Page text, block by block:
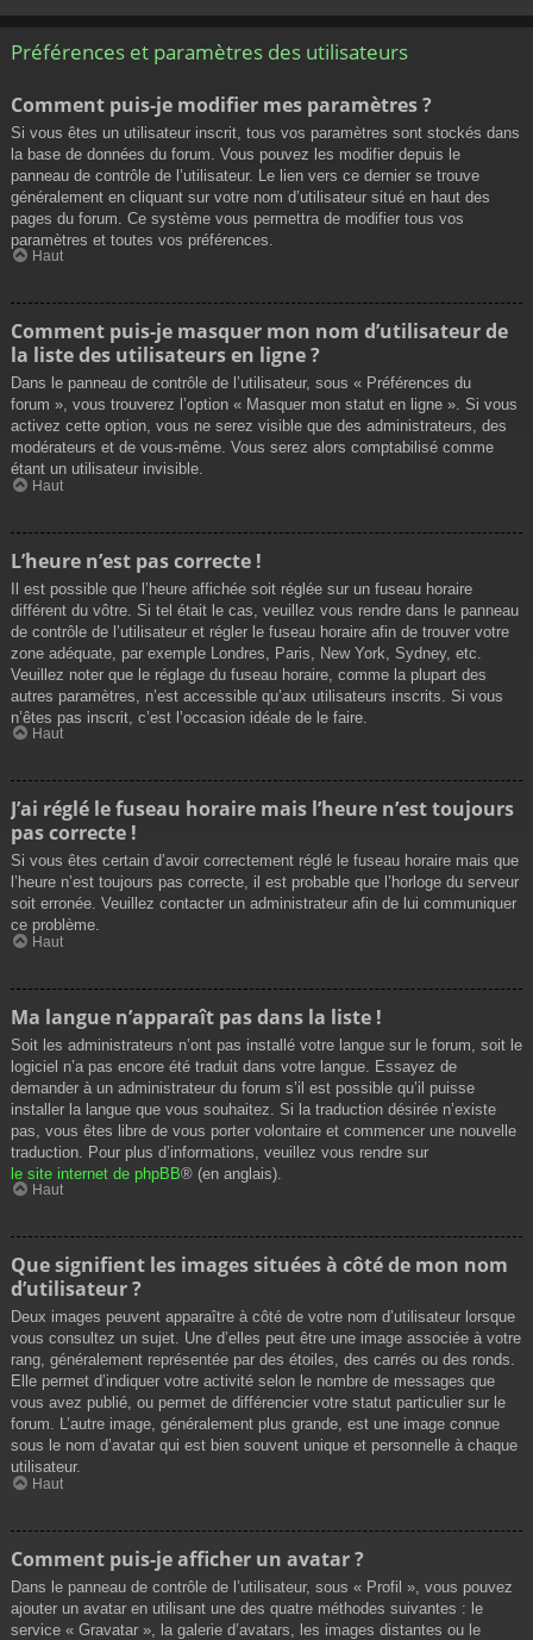
Préférences et paramètres des utilisateurs
Comment puis-je modifier mes paramètres ?
Si vous êtes un utilisateur inscrit, tous vos paramètres sont stockés dans
la base de données du forum. Vous pouvez les modifier depuis le
panneau de contrôle de l’utilisateur. Le lien vers ce dernier se trouve
généralement en cliquant sur votre nom d’utilisateur situé en haut des
pages du forum. Ce système vous permettra de modifier tous vos
paramètres et toutes vos préférences.
Haut
Comment puis-je masquer mon nom d’utilisateur de
la liste des utilisateurs en ligne ?
Dans le panneau de contrôle de l’utilisateur, sous « Préférences du
forum », vous trouverez l’option « Masquer mon statut en ligne ». Si vous
activez cette option, vous ne serez visible que des administrateurs, des
modérateurs et de vous-même. Vous serez alors comptabilisé comme
étant un utilisateur invisible.
Haut
L’heure n’est pas correcte !
Il est possible que l’heure affichée soit réglée sur un fuseau horaire
différent du vôtre. Si tel était le cas, veuillez vous rendre dans le panneau
de contrôle de l’utilisateur et régler le fuseau horaire afin de trouver votre
zone adéquate, par exemple Londres, Paris, New York, Sydney, etc.
Veuillez noter que le réglage du fuseau horaire, comme la plupart des
autres paramètres, n’est accessible qu’aux utilisateurs inscrits. Si vous
n’êtes pas inscrit, c’est l’occasion idéale de le faire.
Haut
J’ai réglé le fuseau horaire mais l’heure n’est toujours
pas correcte !
Si vous êtes certain d’avoir correctement réglé le fuseau horaire mais que
l’heure n’est toujours pas correcte, il est probable que l’horloge du serveur
soit erronée. Veuillez contacter un administrateur afin de lui communiquer
ce problème.
Haut
Ma langue n’apparaît pas dans la liste !
Soit les administrateurs n’ont pas installé votre langue sur le forum, soit le
logiciel n’a pas encore été traduit dans votre langue. Essayez de
demander à un administrateur du forum s’il est possible qu’il puisse
installer la langue que vous souhaitez. Si la traduction désirée n’existe
pas, vous êtes libre de vous porter volontaire et commencer une nouvelle
traduction. Pour plus d’informations, veuillez vous rendre sur
le site internet de phpBB® (en anglais).
Haut
Que signifient les images situées à côté de mon nom
d’utilisateur ?
Deux images peuvent apparaître à côté de votre nom d’utilisateur lorsque
vous consultez un sujet. Une d’elles peut être une image associée à votre
rang, généralement représentée par des étoiles, des carrés ou des ronds.
Elle permet d’indiquer votre activité selon le nombre de messages que
vous avez publié, ou permet de différencier votre statut particulier sur le
forum. L’autre image, généralement plus grande, est une image connue
sous le nom d’avatar qui est bien souvent unique et personnelle à chaque
utilisateur.
Haut
Comment puis-je afficher un avatar ?
Dans le panneau de contrôle de l’utilisateur, sous « Profil », vous pouvez
ajouter un avatar en utilisant une des quatre méthodes suivantes : le
service « Gravatar », la galerie d’avatars, les images distantes ou le